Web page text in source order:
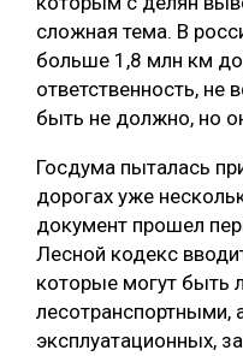
сложная тема. В
больше 1,8 млн км
ответственность, не
быть не должно, но
Госдума пыталась
дорогах уже
документ прошел
Лесной кодекс
которые могут быть
лесотранспортными,
эксплуатационных,